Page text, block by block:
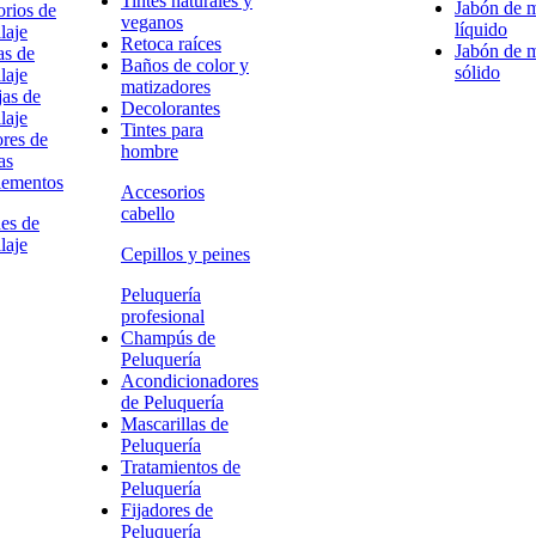
de
de
de
de
de
veganos
Retoca raíces
Baños de color y
matizadores
Decolorantes
Tintes para
hombre
Accesorios
cabello
Cepillos y peines
Peluquería
profesional
Champús de
Peluquería
Acondicionadores
de Peluquería
Mascarillas de
Peluquería
Tratamientos de
Peluquería
Fijadores de
Peluquería
Jabón de
líquido
Jabón de
sólido